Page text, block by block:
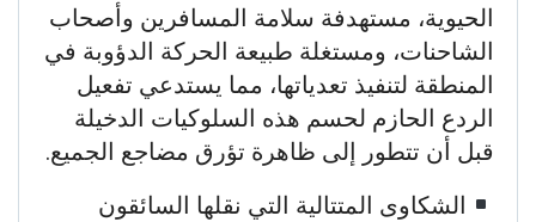
الحيوية، مستهدفة سلامة المسافرين وأصحاب
الشاحنات، ومستغلة طبيعة الحركة الدؤوبة في
المنطقة لتنفيذ تعدياتها، مما يستدعي تفعيل
الردع الحازم لحسم هذه السلوكيات الدخيلة
قبل أن تتطور إلى ظاهرة تؤرق مضاجع الجميع.
الشكاوى المتتالية التي نقلها السائقون